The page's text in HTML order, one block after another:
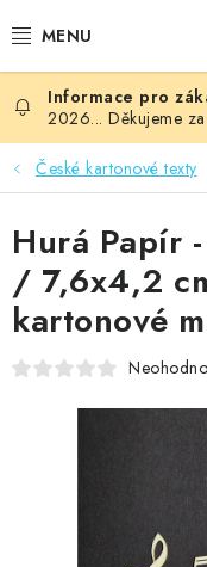
na
NOVINKY
HURÁ DÍLNA
VŠECHNO ZBOŽÍ
KNIHAŘSKÝ
OBLÍBENÉ ♥️
MOJE OBJEDNÁVKA
2026... Děkujeme
České kartonové texty
Hurá Papír
/ 7,6x4,2
kartonové